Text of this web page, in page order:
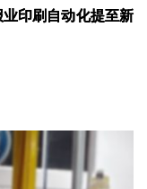
业印刷自动化提至新